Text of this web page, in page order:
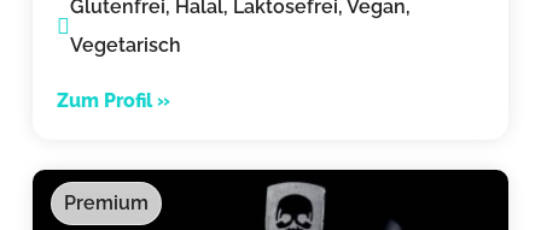
Glutenfrei, Halal, Laktosefrei, Vegan,
Vegetarisch
Zum Profil »
Premium